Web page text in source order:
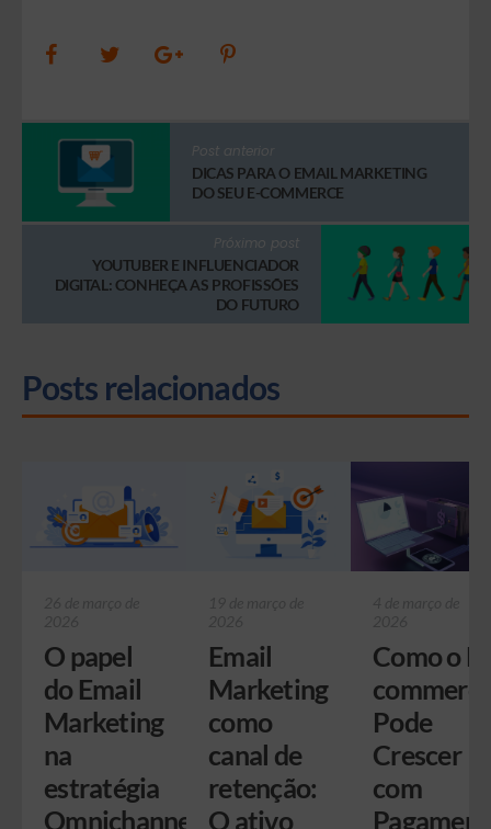
Post anterior
DICAS PARA O EMAIL MARKETING
DO SEU E-COMMERCE
Próximo post
YOUTUBER E INFLUENCIADOR
DIGITAL: CONHEÇA AS PROFISSÕES
DO FUTURO
Posts relacionados
O papel
do Email
Marketing
na
estratégia
Omnichannel
Email
Marketing
como
canal de
retenção:
O ativo
Como o E-
Pode
Crescer
com